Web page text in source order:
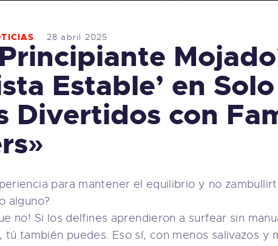
28 abril 2025
Estable’ en
Divertidos con
para mantener el equilibrio y no
alguno?
no! Si los delfines aprendieron a surfear sin
tú también puedes. Eso sí, con menos salivazos y